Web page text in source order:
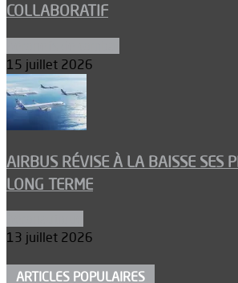
COLLABORATIF
15 juillet 2026
AIRBUS RÉVISE À LA BAISSE SES
LONG TERME
13 juillet 2026
ARTICLES POPULAIRES